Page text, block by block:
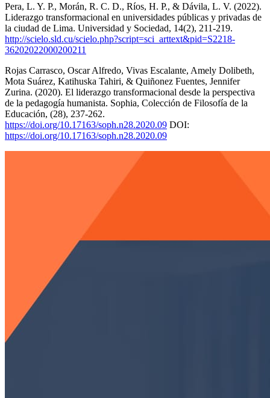
Pera, L. Y. P., Morán, R. C. D., Ríos, H. P., & Dávila, L. V. (2022).
Liderazgo transformacional en universidades públicas y privadas de
la ciudad de Lima. Universidad y Sociedad, 14(2), 211-219.
http://scielo.sld.cu/scielo.php?script=sci_arttext&pid=S2218-
36202022000200211
Rojas Carrasco, Oscar Alfredo, Vivas Escalante, Amely Dolibeth,
Mota Suárez, Katihuska Tahiri, & Quiñonez Fuentes, Jennifer
Zurina. (2020). El liderazgo transformacional desde la perspectiva
de la pedagogía humanista. Sophia, Colección de Filosofía de la
Educación, (28), 237-262.
https://doi.org/10.17163/soph.n28.2020.09 DOI:
https://doi.org/10.17163/soph.n28.2020.09